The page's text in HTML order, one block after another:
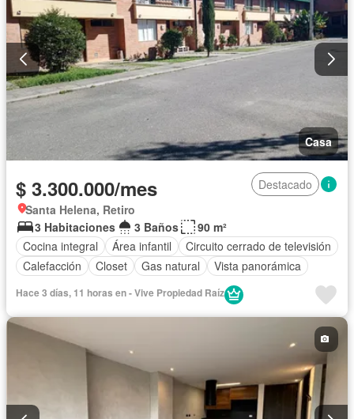
Casa
$ 3.300.000/mes
Destacado
Santa Helena, Retiro
3 Habitaciones
3 Baños
90 m²
Cocina integral
Área infantil
Circuito cerrado de televisión
Calefacción
Closet Gas natural Vista panorámica
Hace 3 días, 11 horas en - Vive Propiedad Raíz